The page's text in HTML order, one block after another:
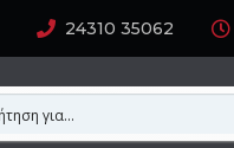
24310 35062